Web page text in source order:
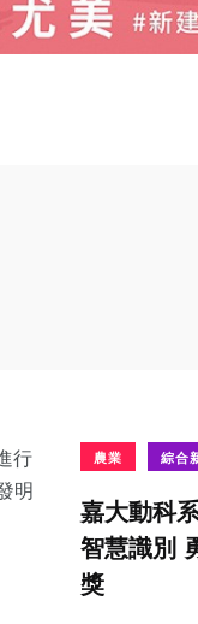
農業 綜合
嘉大動科
智慧識別
獎